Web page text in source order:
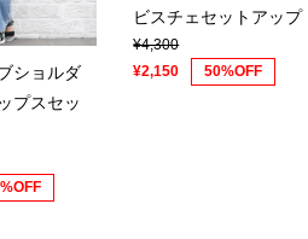
ショルダ
プスセッ
ビスチェセットアップ
¥4,300
¥2,150
50%OFF